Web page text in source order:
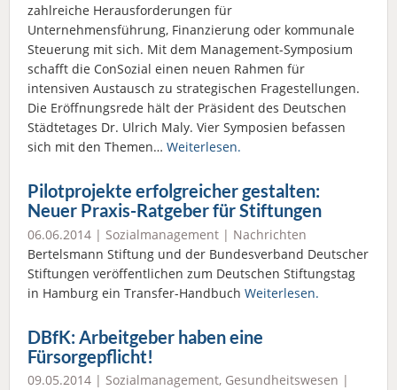
zahlreiche Herausforderungen für
Unternehmensführung, Finanzierung oder kommunale
Steuerung mit sich. Mit dem Management-Symposium
schafft die ConSozial einen neuen Rahmen für
intensiven Austausch zu strategischen Fragestellungen.
Die Eröffnungsrede hält der Präsident des Deutschen
Städtetages Dr. Ulrich Maly. Vier Symposien befassen
sich mit den Themen… Weiterlesen.
Pilotprojekte erfolgreicher gestalten:
Neuer Praxis-Ratgeber für Stiftungen
06.06.2014 | Sozialmanagement | Nachrichten
Bertelsmann Stiftung und der Bundesverband Deutscher
Stiftungen veröffentlichen zum Deutschen Stiftungstag
in Hamburg ein Transfer-Handbuch Weiterlesen.
DBfK: Arbeitgeber haben eine
Fürsorgepflicht!
09.05.2014 | Sozialmanagement, Gesundheitswesen |